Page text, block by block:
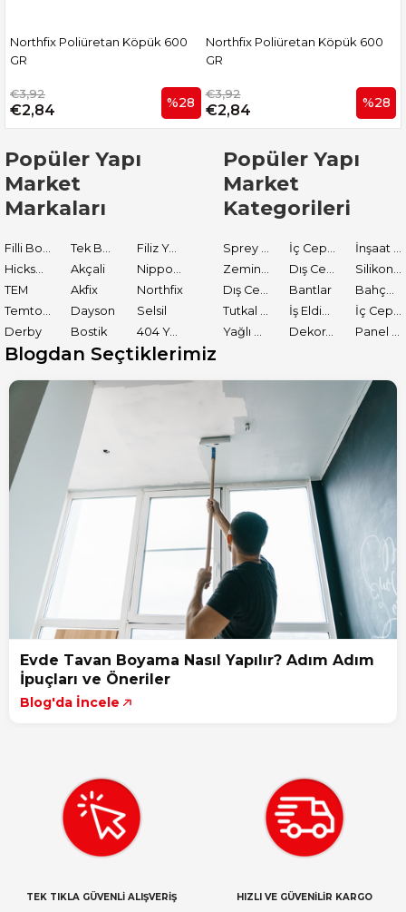
Northfix Poliüretan Köpük 600
GR
€3,92
€2,84 %28
Northfix Poliüretan Köpük 600
GR
€3,92
€2,84 %28
Popüler Yapı
Market
Markaları
Filiz Yapı Market
Akçali
TEM
Akfix
Northfix
Dayson
Selsil
Derby
Bostik 404 Yapıştırıcı
Popüler Yapı
Market
Kategorileri
Bantlar
İş Eldiveni
Dekoratif Boyalar
Blogdan Seçtiklerimiz
Evde Tavan Boyama Nasıl Yapılır? Adım Adım
İpuçları ve Öneriler
Blog'da İncele
TEK TIKLA GÜVENLİ ALIŞVERİŞ
HIZLI VE GÜVENİLİR KARGO